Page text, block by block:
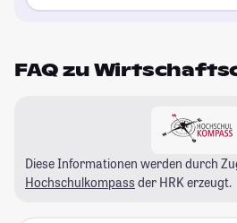
FAQ zu
Diese Informationen werden durch
Hochschulkompass der HRK erzeugt.